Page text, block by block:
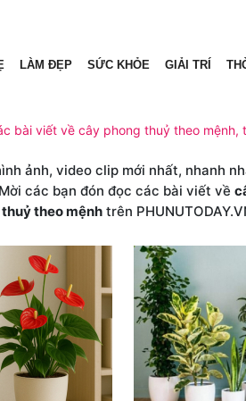
LÀM ĐẸP SỨC KHỎE GIẢI TRÍ
bài viết về cây phong thuỷ theo
ảnh, video clip mới nhất, nhanh
các bạn đón đọc các bài viết về
theo mệnh trên